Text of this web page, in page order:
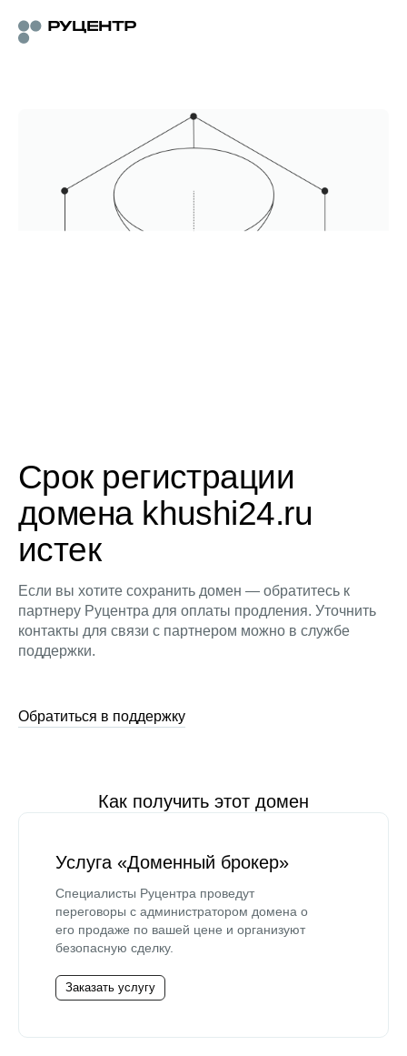
Срок регистрации
домена khushi24.ru
истек
Если вы хотите сохранить домен — обратитесь к
партнеру Руцентра для оплаты продления. Уточнить
контакты для связи с партнером можно в службе
поддержки.
Обратиться в поддержку
Как получить этот домен
Услуга «Доменный брокер»
Специалисты Руцентра проведут
переговоры с администратором домена о
его продаже по вашей цене и организуют
безопасную сделку.
Заказать услугу